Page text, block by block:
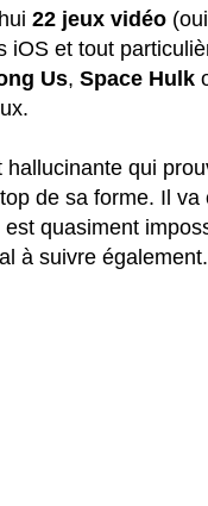
22 jeux vidéo
iOS et tout
Us,Space Hulk
qui
de sa forme. Il
quasiment
à suivre